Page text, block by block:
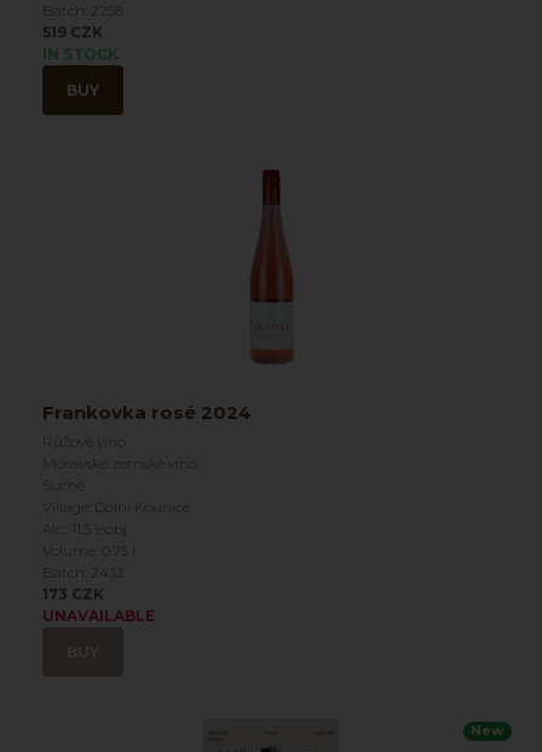
Batch: 2258
519 CZK
IN STOCK
BUY
Frankovka rosé 2024
Růžové víno
Moravské zemské víno
Suché
Village: Dolní Kounice
Alc.: 11.5 %obj
Volume: 0.75 l
Batch: 2432
173 CZK
UNAVAILABLE
New